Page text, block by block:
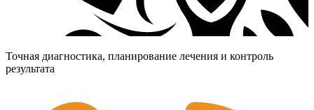
Точная диагностика, планирование лечения и контроль
результата